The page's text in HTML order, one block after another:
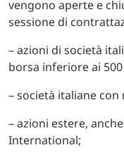
vengono aperte e
sessione di
– azioni di società
borsa inferiore ai
– società italiane con
– azioni estere,
International;